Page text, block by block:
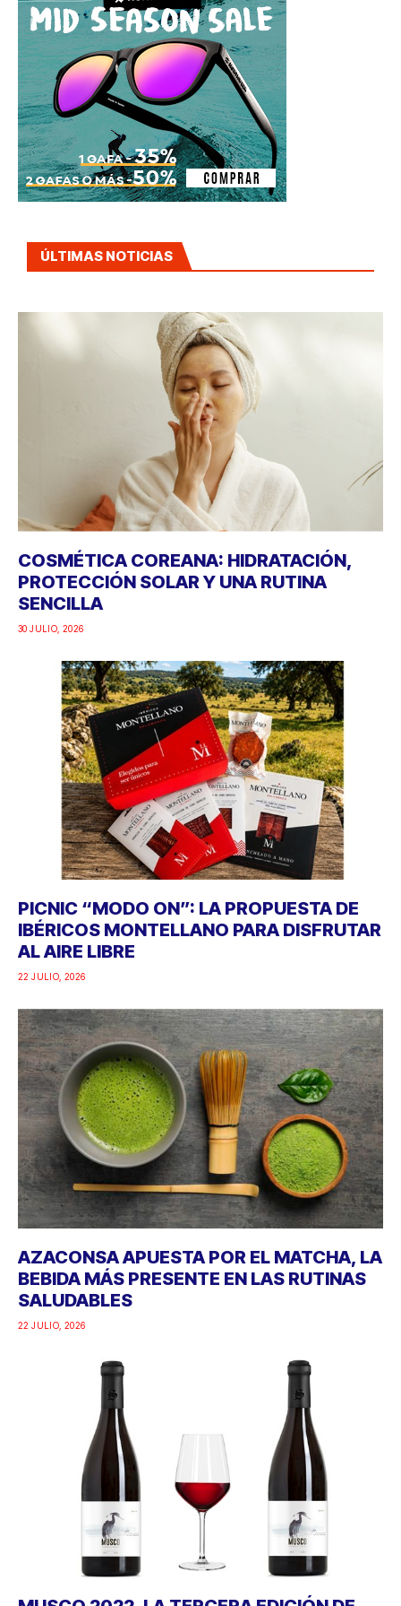
ÚLTIMAS NOTICIAS
COSMÉTICA COREANA: HIDRATACIÓN,
PROTECCIÓN SOLAR Y UNA RUTINA
SENCILLA
30 JULIO, 2026
PICNIC “MODO ON”: LA PROPUESTA DE
IBÉRICOS MONTELLANO PARA DISFRUTAR
AL AIRE LIBRE
22 JULIO, 2026
AZACONSA APUESTA POR EL MATCHA, LA
BEBIDA MÁS PRESENTE EN LAS RUTINAS
SALUDABLES
22 JULIO, 2026